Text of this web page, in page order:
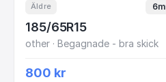
Äldre
185/65R15
other · Begagnade - bra skick
800 kr